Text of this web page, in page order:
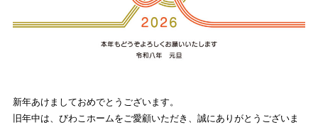
新年あけましておめでとうございます。
旧年中は、びわこホームをご愛顧いただき、誠にありがとうございま